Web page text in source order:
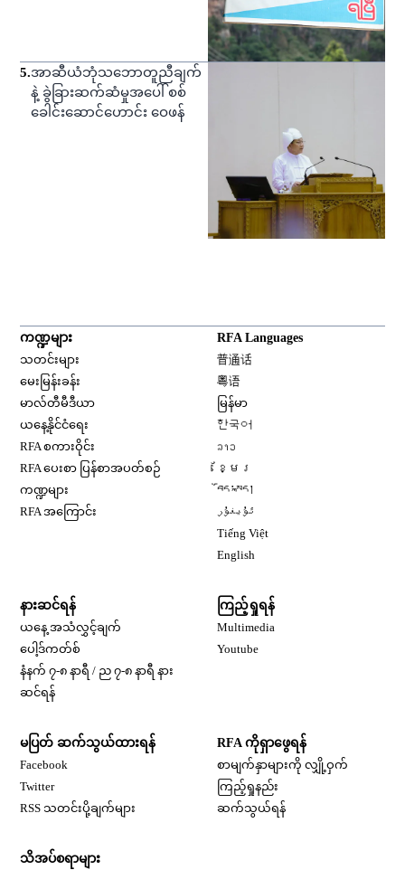
5.အာဆီယံဘုံသဘောတူညီချက်
နဲ့ ခွဲခြားဆက်ဆံမှုအပေါ် စစ်
ခေါင်းဆောင်ဟောင်း ဝေဖန်
ကဏ္ဍများ
သတင်းများ
မေးမြန်းခန်း
မာလ်တီမီဒီယာ
ယနေ့နိုင်ငံရေး
RFA စကားဝိုင်း
RFA ပေးစာ ပြန်စာအပတ်စဉ်
ကဏ္ဍများ
RFA အကြောင်း
RFA Languages
普通话
粤语
မြန်မာ
한국어
ລາວ
ខ្មែរ
བོད་སྐད།
ئۇيغۇر
Tiếng Việt
English
နားဆင်ရန်
ယနေ့ အသံလွှင့်ချက်
ပေါ့ဒ်ကတ်စ်
နံနက် ၇-၈ နာရီ / ည ၇-၈ နာရီ နား
ဆင်ရန်
ကြည့်ရှုရန်
Multimedia
Youtube
မပြတ် ဆက်သွယ်ထားရန်
Facebook
TwitterOpens in new window
RSS သတင်းပို့ချက်များ
RFA ကိုရှာဖွေရန်
စာမျက်နှာများကို လျှို့ဝှက်
ကြည့်ရှုနည်း
ဆက်သွယ်ရန်
သိအပ်စရာများ